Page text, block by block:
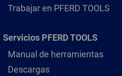
Trabajar en PFERD TOOLS
Servicios PFERD TOOLS
Manual de herramientas
Descargas